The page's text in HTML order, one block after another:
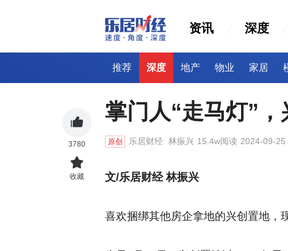
资讯 深度
推荐 深度 地产 物业 家居
掌门人“走马灯”
原创 乐居财经 林振兴 15.4w阅读 2024-09-25
文/乐居财经 林振兴
喜欢捆绑其他房企拿地的兴创置地，
3780
收藏